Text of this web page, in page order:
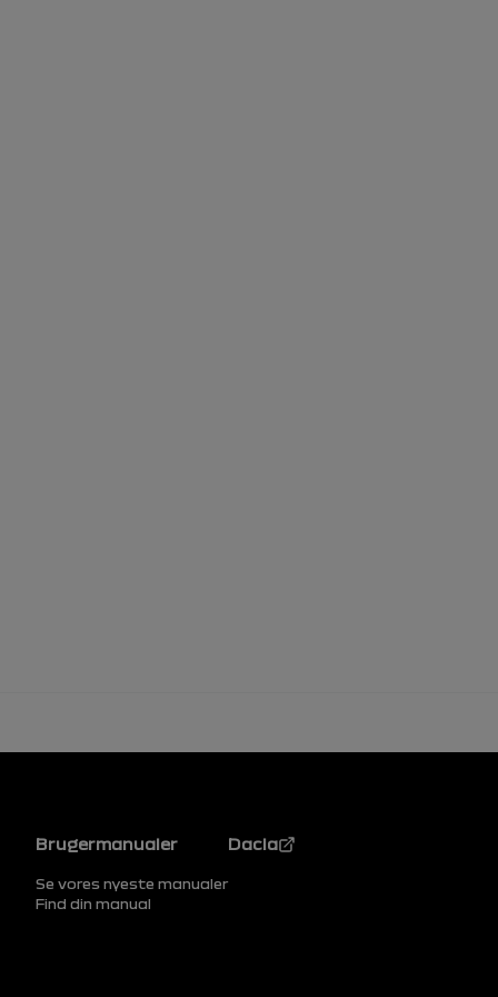
Sidefod
Brugermanualer
Se vores nyeste manualer
Find din manual
Dacia